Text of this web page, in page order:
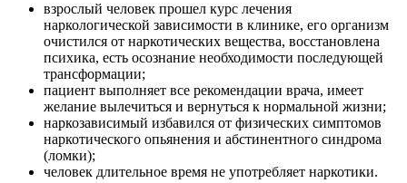
взрослый человек прошел курс лечения
наркологической зависимости в клинике, его организм
очистился от наркотических вещества, восстановлена
психика, есть осознание необходимости последующей
трансформации;
пациент выполняет все рекомендации врача, имеет
желание вылечиться и вернуться к нормальной жизни;
наркозависимый избавился от физических симптомов
наркотического опьянения и абстинентного синдрома
(ломки);
человек длительное время не употребляет наркотики.